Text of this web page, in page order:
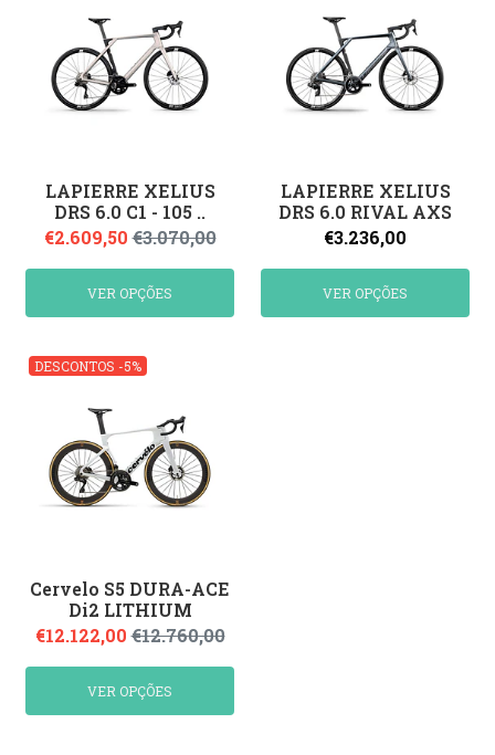
LAPIERRE XELIUS
DRS 6.0 C1 - 105 ..
€2.609,50 €3.070,00
VER OPÇÕES
LAPIERRE XELIUS
DRS 6.0 RIVAL AXS
€3.236,00
VER OPÇÕES
DESCONTOS -5%
Cervelo S5 DURA-ACE
Di2 LITHIUM
€12.122,00 €12.760,00
VER OPÇÕES